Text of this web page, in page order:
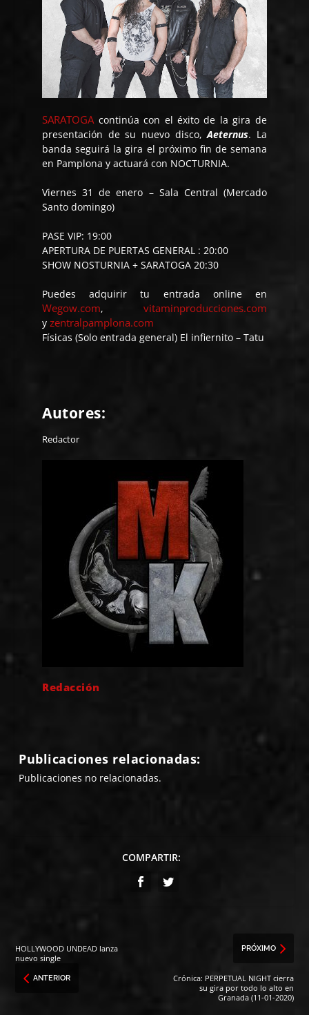
SARATOGAcontinúa con el éxito de la gira de
presentación de su nuevo disco,Aeternus. La
banda seguirá la gira el próximo fin de semana
en Pamplona y actuará con NOCTURNIA.
Viernes 31 de enero – Sala Central (Mercado
Santo domingo)
PASE VIP: 19:00
APERTURA DE PUERTAS GENERAL : 20:00
SHOW NOSTURNIA + SARATOGA 20:30
Puedes adquirir tu entrada online en
Wegow.com, vitaminproducciones.com
yzentralpamplona.com
Físicas (Solo entrada general) El infiernito – Tatu
Autores:
Redactor
Redacción
Publicaciones relacionadas:
Publicaciones no relacionadas.
COMPARTIR:
HOLLYWOOD UNDEAD lanza
nuevo single
ANTERIOR
PRÓXIMO
Crónica: PERPETUAL NIGHT cierra
su gira por todo lo alto en
Granada (11-01-2020)